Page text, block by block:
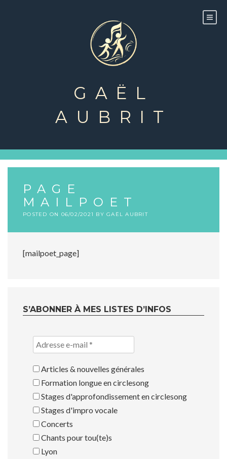
GAËL
AUBRIT
PAGE
MAILPOET
POSTED ON 06/02/2021 BY GAËL AUBRIT
[mailpoet_page]
S’ABONNER À MES LISTES D’INFOS
Articles & nouvelles générales
Formation longue en circlesong
Stages d'approfondissement en circlesong
Stages d'impro vocale
Concerts
Chants pour tou(te)s
Lyon